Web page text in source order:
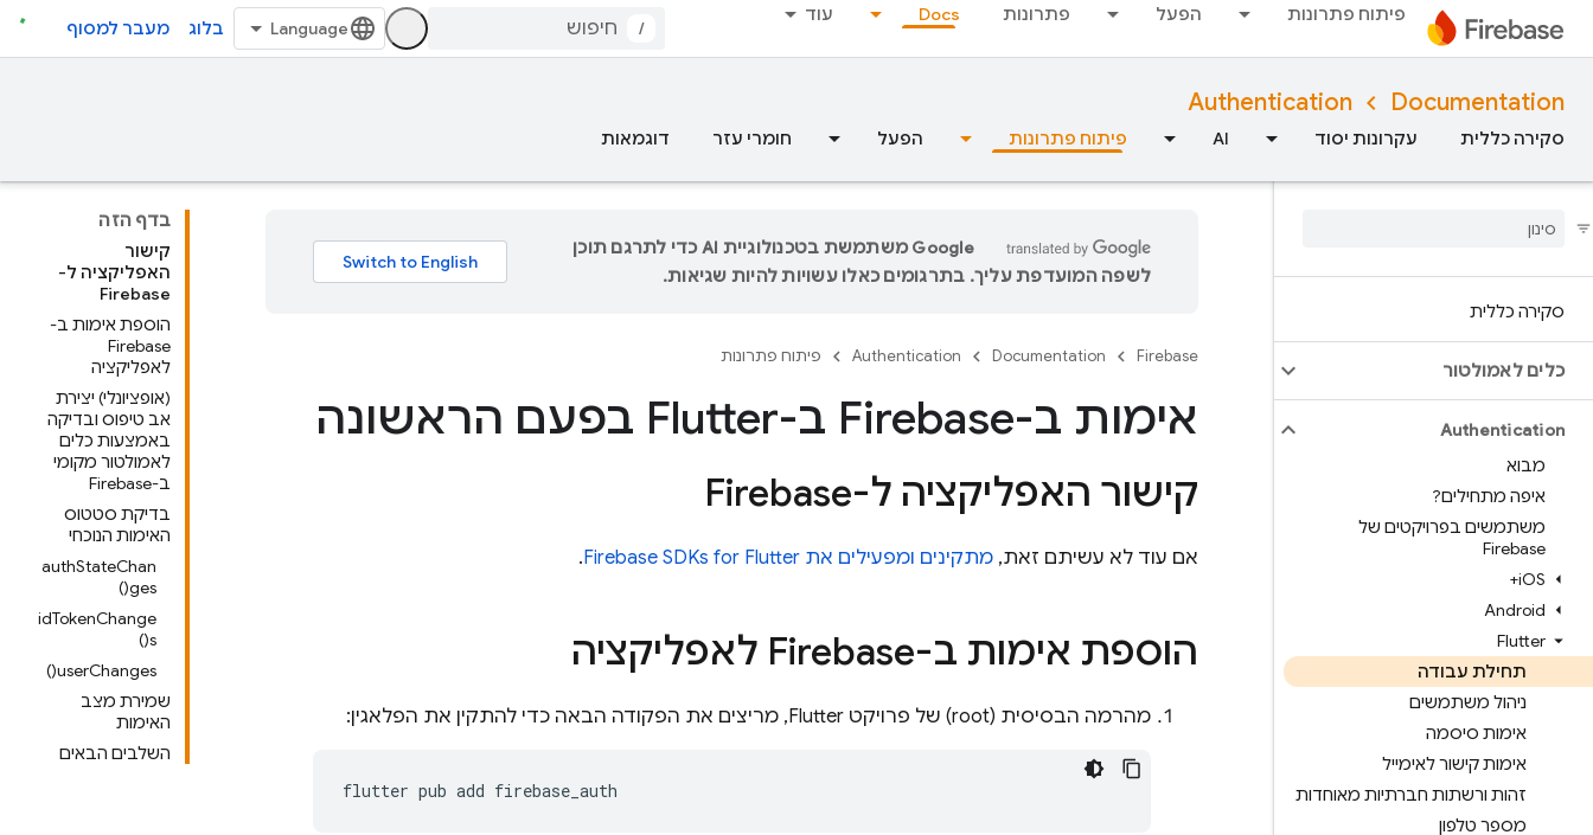
פיתוח פתרונות הפעל פתרונות Docs עוד
/ בלוג מעבר למסוף
Documentation
Authentication
סקירה כללית עקרונות יסוד AI פיתוח פתרונות הפעל חומרי עזר דוגמאות
סקירה כללית
כלים לאמולטור
Authentication
מבוא
איפה מתחילים?
משתמשים בפרויקטים של
Firebase
iOS+
Android
Flutter
תחילת עבודה
ניהול משתמשים
אימות סיסמה
אימות קישור לאימייל
זהות ורשתות חברתיות מאוחדות
מספר טלפון
בדף הזה
קישור
האפליקציה ל-
Firebase
הוספת אימות ב-
Firebase
לאפליקציה
(אופציונלי) יצירת
אב טיפוס ובדיקה
באמצעות כלים
לאמולטור מקומי
ב-Firebase
בדיקת סטטוס
האימות הנוכחי
authStateChan
ges()
idTokenChange
s()
userChanges()
שמירת מצב
האימות
השלבים הבאים
‫Google משתמשת בטכנולוגיית AI כדי לתרגם תוכן
לשפה המועדפת עליך. בתרגומים כאלו עשויות להיות שגיאות.
Firebase
Documentation
Authentication פיתוח פתרונות
אימות ב-Firebase ב-Flutter בפעם הראשונה
קישור האפליקציה ל-Firebase
אם עוד לא עשיתם זאת, מתקינים ומפעילים את Firebase SDKs for Flutter .
הוספת אימות ב-Firebase לאפליקציה
מהרמה הבסיסית (root) של פרויקט Flutter, מריצים את הפקודה הבאה כדי להתקין את הפלאגין:
flutter pub add